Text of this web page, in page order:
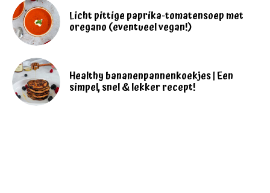
Licht pittige paprika-tomatensoep met
oregano (eventueel vegan!)
Healthy bananenpannenkoekjes | Een
simpel, snel & lekker recept!